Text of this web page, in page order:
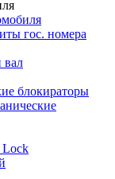
гос. номера
вал
блокираторы
Lock